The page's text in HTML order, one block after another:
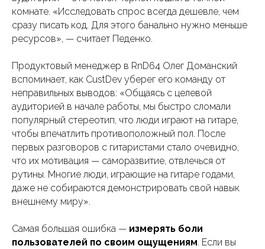
комнате. «Исследовать спрос всегда дешевле, чем
сразу писать код. Для этого банально нужно меньше
ресурсов», — считает Педенко.
Продуктовый менеджер в RnD64 Олег Доманский
вспоминает, как CustDev уберег его команду от
неправильных выводов: «Общаясь с целевой
аудиторией в начале работы, мы быстро сломали
популярный стереотип, что люди играют на гитаре,
чтобы впечатлить противоположный пол. После
первых разговоров с гитаристами стало очевидно,
что их мотивация — саморазвитие, отвлечься от
рутины. Многие люди, играющие на гитаре годами,
даже не собираются демонстрировать свой навык
внешнему миру».
Самая большая ошибка — измерять боли
пользователей по своим ощущениям. Если вы